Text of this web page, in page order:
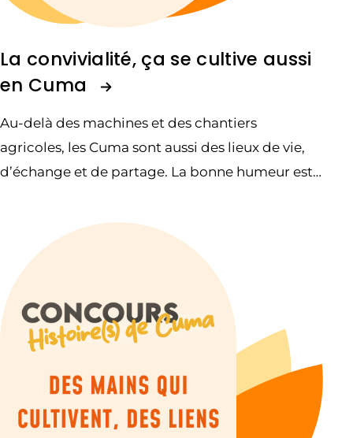
La convivialité, ça se cultive aussi
en Cuma
Au-delà des machines et des chantiers
agricoles, les Cuma sont aussi des lieux de vie,
d’échange et de partage. La bonne humeur est